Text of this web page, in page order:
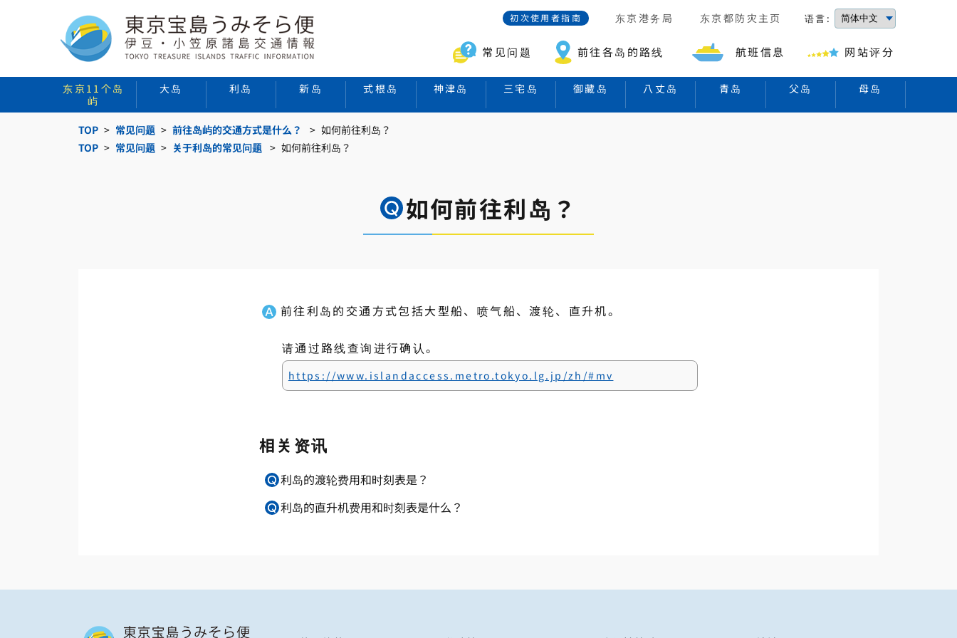
初次使用者指南 东京港务局 东京都防灾主页 语言:
常见问题 前往各岛的路线 航班信息 网站评分
东京11个岛
屿
大岛 利岛 新岛 式根岛 神津岛 三宅岛 御藏岛 八丈岛 青岛 父岛 母岛
TOP 常见问题 前往岛屿的交通方式是什么？
如何前往利岛？
TOP
常见问题 关于利岛的常见问题 如何前往利岛？
如何前往利岛？
前往利岛的交通方式包括大型船、喷气船、渡轮、直升机。
请通过路线查询进行确认。
https://www.islandaccess.metro.tokyo.lg.jp/zh/#mv
相关资讯
利岛的渡轮费用和时刻表是？
利岛的直升机费用和时刻表是什么？